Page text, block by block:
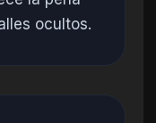
ocultos.